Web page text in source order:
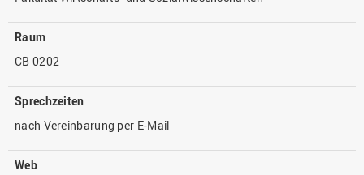
Raum
CB 0202
Sprechzeiten
nach Vereinbarung per E-Mail
Web